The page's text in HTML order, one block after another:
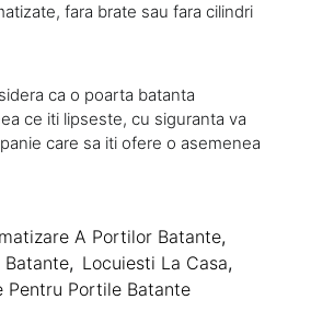
fara brate sau fara cilindri
ca o poarta batanta
ce iti lipseste, cu siguranta va
care sa iti ofere o asemenea
A Portilor Batante,
, Locuiesti La Casa,
Pentru Portile Batante